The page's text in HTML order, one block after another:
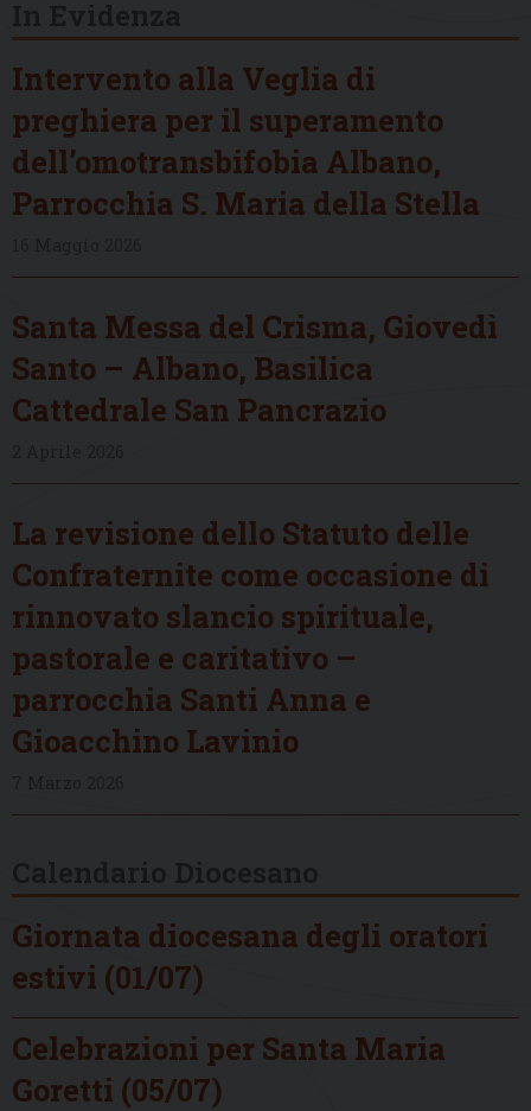
Intervento alla Veglia di
preghiera per il superamento
dell’omotransbifobia Albano,
Parrocchia S. Maria della Stella
Santa Messa del Crisma, Giovedì
Santo – Albano, Basilica
Cattedrale San Pancrazio
La revisione dello Statuto delle
Confraternite come occasione di
rinnovato slancio spirituale,
pastorale e caritativo –
parrocchia Santi Anna e
Gioacchino Lavinio
Giornata diocesana degli oratori
estivi (01/07)
Celebrazioni per Santa Maria
Goretti (05/07)